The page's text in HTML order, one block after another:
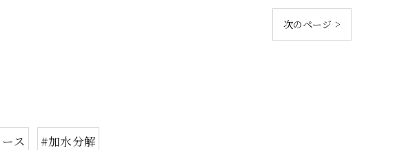
次のページ >
ス #加水分解